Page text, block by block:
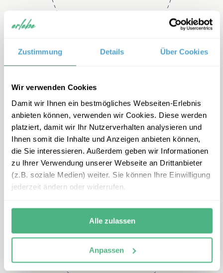
Zustimmung Details Über Cookies
Wir verwenden Cookies
Damit wir Ihnen ein bestmögliches Webseiten-Erlebnis
anbieten können, verwenden wir Cookies. Diese werden
platziert, damit wir Ihr Nutzerverhalten analysieren und
Ihnen somit die Inhalte und Anzeigen anbieten können,
die Sie interessieren. Außerdem geben wir Informationen
zu Ihrer Verwendung unserer Webseite an Drittanbieter
(z.B. soziale Medien) weiter. Sie können Ihre Einwilligung
jederzeit ändern oder widerrufen.
Alle zulassen
Anpassen
E-Mail
thailand-familienreisen@erle
be.de
Montag – Freitag:
und nach individueller
Terminvereinbarung